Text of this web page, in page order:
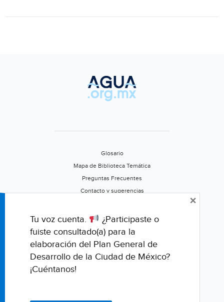
desde
hace
años
Glosario
Mapa de Biblioteca Temática
Preguntas Frecuentes
Contacto y sugerencias
Califica este portal
Tu voz cuenta.
¿Participaste o
fuiste consultado(a) para la
elaboración del Plan General de
Desarrollo de la Ciudad de México?
¡Cuéntanos!
×